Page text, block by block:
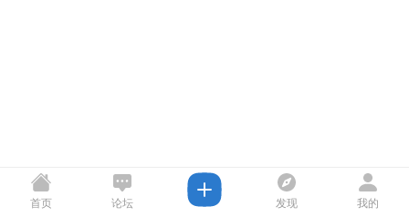
首页 论坛 发现 我的